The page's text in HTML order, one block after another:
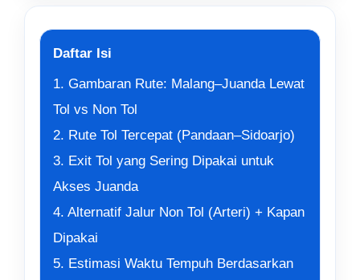
Daftar Isi
1. Gambaran Rute: Malang–Juanda Lewat
Tol vs Non Tol
2. Rute Tol Tercepat (Pandaan–Sidoarjo)
3. Exit Tol yang Sering Dipakai untuk
Akses Juanda
4. Alternatif Jalur Non Tol (Arteri) + Kapan
Dipakai
5. Estimasi Waktu Tempuh Berdasarkan